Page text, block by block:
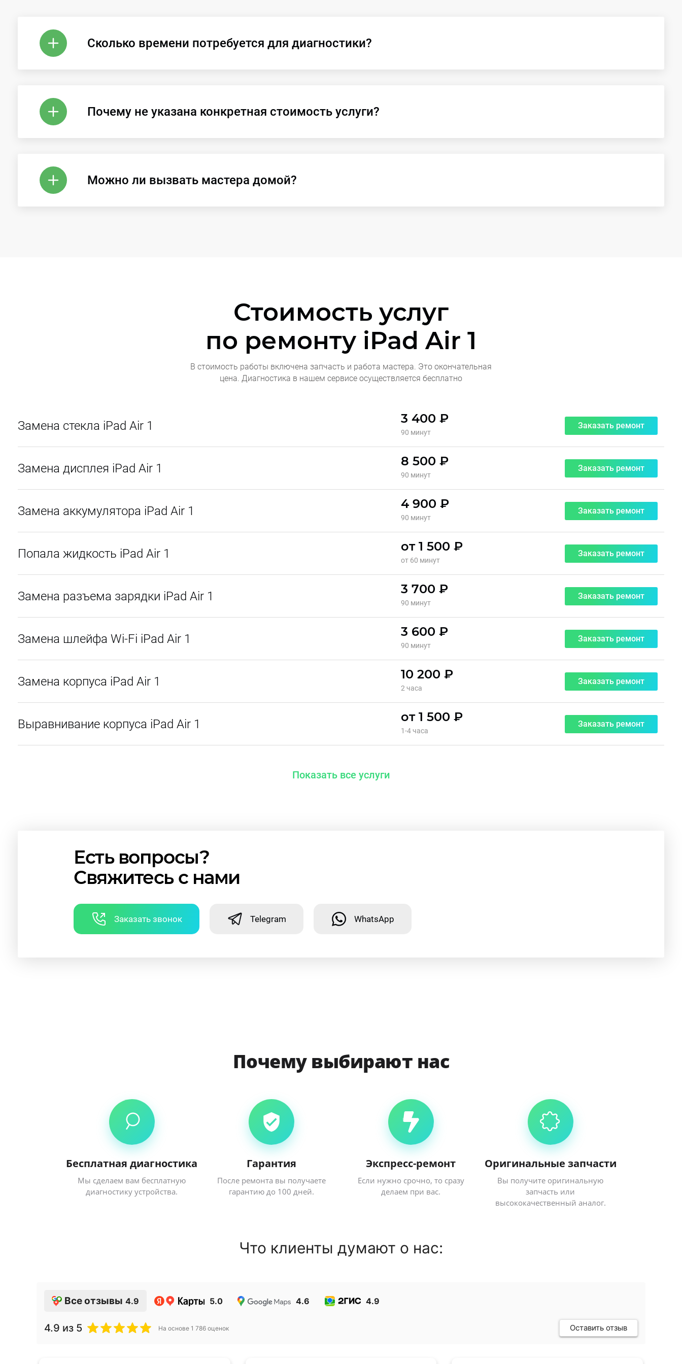
Сколько времени потребуется для диагностики?
Почему не указана конкретная стоимость услуги?
Можно ли вызвать мастера домой?
Стоимость услуг
по ремонту iPad Air 1
В стоимость работы включена запчасть и работа мастера. Это окончательная
цена. Диагностика в нашем сервисе осуществляется бесплатно
Замена стекла iPad Air 1 3 400 ₽
90 минут
Заказать ремонт
Замена дисплея iPad Air 1 8 500 ₽
90 минут
Заказать ремонт
Замена аккумулятора iPad Air 1 4 900 ₽
90 минут
Заказать ремонт
Попала жидкость iPad Air 1 от 1 500 ₽
от 60 минут
Заказать ремонт
Замена разъема зарядки iPad Air 1 3 700 ₽
90 минут
Заказать ремонт
Замена шлейфа Wi-Fi iPad Air 1 3 600 ₽
90 минут
Заказать ремонт
Замена корпуса iPad Air 1 10 200 ₽
2 часа
Заказать ремонт
Выравнивание корпуса iPad Air 1 от 1 500 ₽
1-4 часа
Заказать ремонт
Показать все услуги
Есть вопросы?
Свяжитесь с нами
Заказать звонок Telegram WhatsApp
Почему выбирают нас
Бесплатная диагностика
Мы сделаем вам бесплатную
диагностику устройства.
Гарантия
После ремонта вы получаете
гарантию до 100 дней.
Экспресс-ремонт
Если нужно срочно, то сразу
делаем при вас.
Оригинальные запчасти
Вы получите оригинальную
запчасть или
высококачественный аналог.
Что клиенты думают о нас:
Все отзывы 4.9 5.0 4.6 4.9
4.9 из 5 На основе 1 786 оценок Оставить отзыв